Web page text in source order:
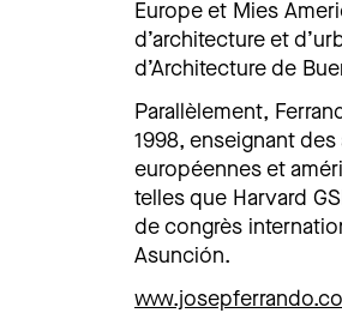
Europe et Mies
d’architecture et
d’Architecture de
Parallèlement,
1998, enseignant
européennes et
telles que Harvard
de congrès
Asunción.